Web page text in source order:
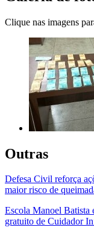
Clique nas imagens
Outras
Defesa Civil reforça
maior risco de
Escola Manoel Batista
gratuito de Cuidador